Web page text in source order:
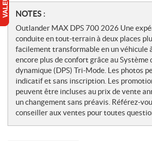
N
o
t
e
s
NOTES :
Outlander MAX DPS 700 2026 Une
conduite en tout-terrain à deux places
facilement transformable en un véhicule
encore plus de confort grâce au
dynamique (DPS) Tri-Mode. Les photos
indicatif et sans inscription. Les
peuvent être incluses au prix de vente
un changement sans préavis. Référez-
conseiller aux ventes pour toutes